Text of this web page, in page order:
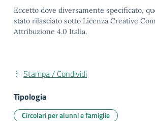
Eccetto dove diversamente specificato,
stato rilasciato sotto Licenza Creative
Attribuzione 4.0 Italia.
Stampa / Condividi
Tipologia
Circolari per alunni e famiglie